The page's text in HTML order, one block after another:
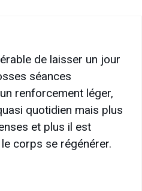
de laisser un jour
séances
renforcement léger,
quotidien mais plus
et plus il est
corps se régénérer.